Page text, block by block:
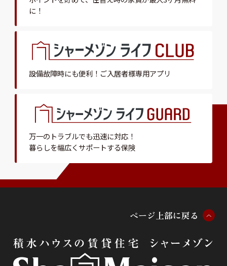
に！
設備故障時にも便利！ ご入居者様専用アプリ
万一のトラブルでも迅速に対応！
暮らしを幅広くサポートする保険
ページ 上部に戻る